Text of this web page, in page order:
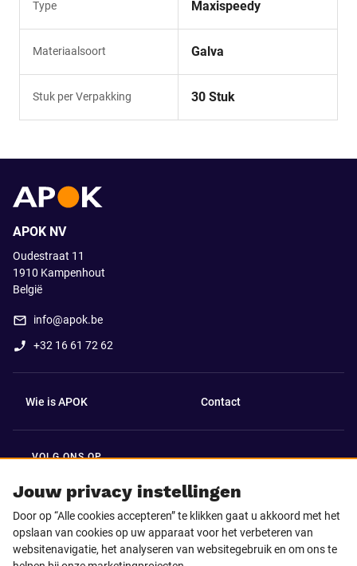
Type Maxispeedy
Materiaalsoort Galva
Stuk per Verpakking 30 Stuk
Jouw privacy instellingen
Door op “Alle cookies accepteren” te klikken gaat u akkoord met het
opslaan van cookies op uw apparaat voor het verbeteren van
websitenavigatie, het analyseren van websitegebruik en om ons te
APOK NV
Oudestraat 11
1910 Kampenhout
België
info@apok.be
+32 16 61 72 62
Wie is APOK Contact
VOLG ONS OP
Facebook LinkedIn
Instagram TikTok